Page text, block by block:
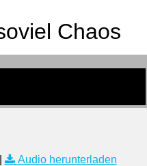
Chaos
Audio herunterladen